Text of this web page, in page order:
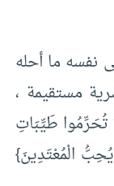
نفسه ما أحله
مستقيمة ،
تُحَرِّمُوا طَيِّبَاتِ
يُحِبُّ الْمُعْتَدِينَ}